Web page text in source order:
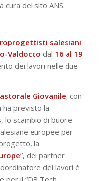
cura del sito ANS.
salesiani
Valdocco dal 16 al 19
dei lavori nelle due
Giovanile, con
ha previsto la
lo scambio di buone
europee per
la
”, dei partner
dei lavori è
per il “DB Tech